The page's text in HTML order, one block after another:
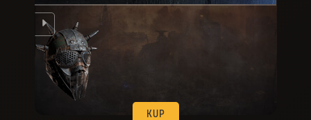
KUP